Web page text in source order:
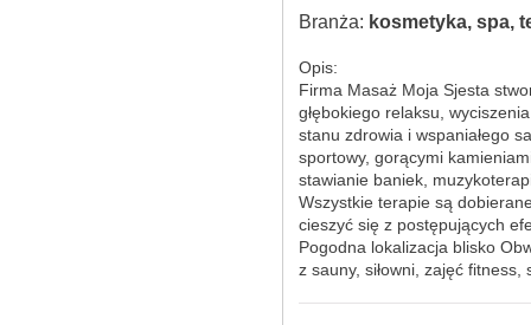
Branża: kosmetyka, spa,
Opis:
Firma Masaż Moja Sjesta
głębokiego relaksu,
stanu zdrowia i wspaniałego
sportowy, gorącymi
stawianie baniek,
Wszystkie terapie są
cieszyć się z postępujących
Pogodna lokalizacja blisko
z sauny, siłowni, zajęć fitness,